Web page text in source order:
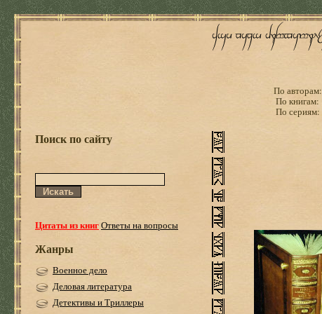
По авторам:
По книгам:
По сериям:
Поиск по сайту
Цитаты из книгОтветы на вопросы
Жанры
Военное дело
Деловая литература
Детективы и Триллеры